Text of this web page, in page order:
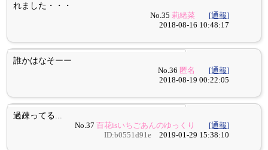
れました・・・
No.35莉緒菜
[通報]
2018-08-16 10:48:17
誰かはなそーー
No.36 匿名
[通報]
2018-08-19 00:22:05
過疎ってる...
No.37百花isいちごあんのゆっくり
[通報]
ID:b0551d91e 2019-01-29 15:38:10